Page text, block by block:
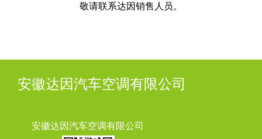
敬请联系达因销售人员。
安徽达因汽车空调有限公司
安徽达因汽车空调有限公司